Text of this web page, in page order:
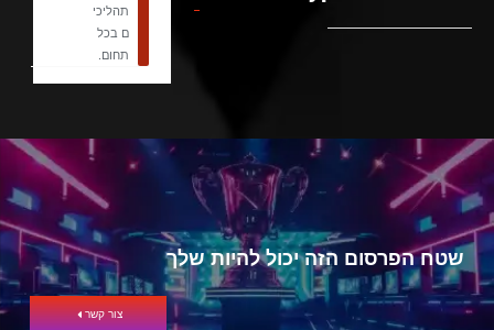
תהליכי
ם בכל
תחום.
שטח הפרסום הזה יכול להיות שלך
צור קשר